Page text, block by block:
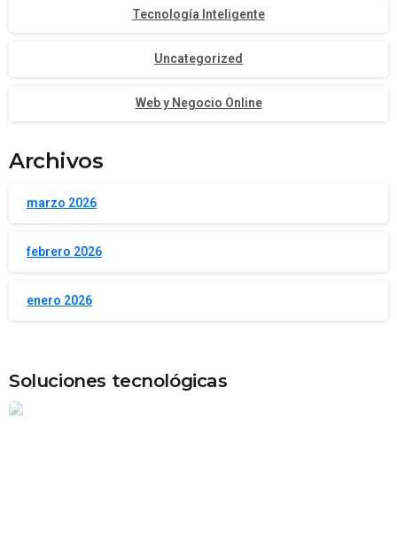
Tecnología Inteligente
Uncategorized
Web y Negocio Online
Archivos
marzo 2026
febrero 2026
enero 2026
Soluciones tecnológicas